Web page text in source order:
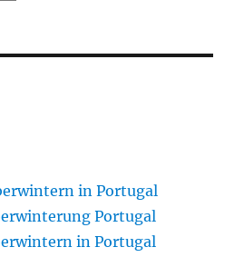
in Portugal
Portugal
in Portugal